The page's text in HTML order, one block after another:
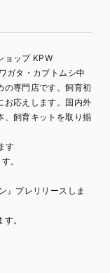
ョップ KPW
ガタ・カブトムシ中
の専門店です。飼育初
お応えします。国内外
、飼育キットを取り揃
す
。
』プレリリースしま
。